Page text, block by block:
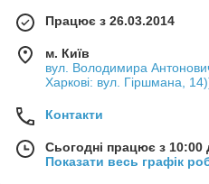
Працює з 26.03.2014
м. Київ
вул. Володимира
Харкові: вул. Гіршмана,
Контакти
Сьогодні працює з 10:00
Показати весь графік